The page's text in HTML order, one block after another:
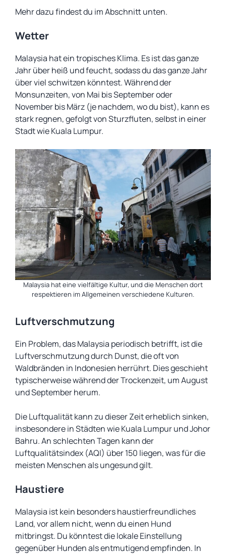
Mehr dazu findest du im Abschnitt unten.
Wetter
Malaysia hat ein tropisches Klima. Es ist das ganze
Jahr über heiß und feucht, sodass du das ganze Jahr
über viel schwitzen könntest. Während der
Monsunzeiten, von Mai bis September oder
November bis März (je nachdem, wo du bist), kann es
stark regnen, gefolgt von Sturzfluten, selbst in einer
Stadt wie Kuala Lumpur.
Malaysia hat eine vielfältige Kultur, und die Menschen dort
respektieren im Allgemeinen verschiedene Kulturen.
Luftverschmutzung
Ein Problem, das Malaysia periodisch betrifft, ist die
Luftverschmutzung durch Dunst, die oft von
Waldbränden in Indonesien herrührt. Dies geschieht
typischerweise während der Trockenzeit, um August
und September herum.
Die Luftqualität kann zu dieser Zeit erheblich sinken,
insbesondere in Städten wie Kuala Lumpur und Johor
Bahru. An schlechten Tagen kann der
Luftqualitätsindex (AQI) über 150 liegen, was für die
meisten Menschen als ungesund gilt.
Haustiere
Malaysia ist kein besonders haustierfreundliches
Land, vor allem nicht, wenn du einen Hund
mitbringst. Du könntest die lokale Einstellung
gegenüber Hunden als entmutigend empfinden. In